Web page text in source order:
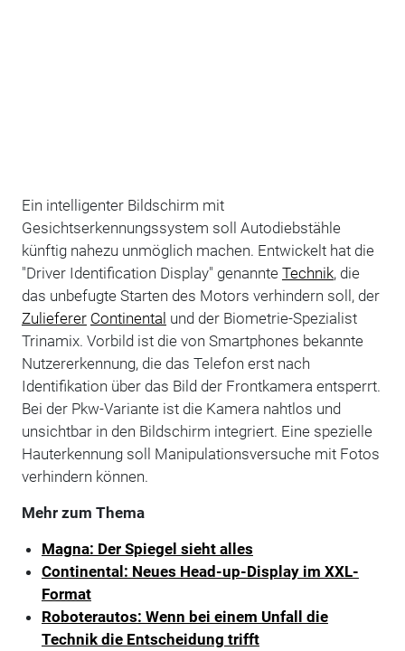
Ein intelligenter Bildschirm mit
Gesichtserkennungssystem soll Autodiebstähle
künftig nahezu unmöglich machen. Entwickelt hat die
"Driver Identification Display" genannte Technik, die
das unbefugte Starten des Motors verhindern soll, der
Zulieferer Continental und der Biometrie-Spezialist
Trinamix. Vorbild ist die von Smartphones bekannte
Nutzererkennung, die das Telefon erst nach
Identifikation über das Bild der Frontkamera entsperrt.
Bei der Pkw-Variante ist die Kamera nahtlos und
unsichtbar in den Bildschirm integriert. Eine spezielle
Hauterkennung soll Manipulationsversuche mit Fotos
verhindern können.
Mehr zum Thema
Magna: Der Spiegel sieht alles
Continental: Neues Head-up-Display im XXL-
Format
Roboterautos: Wenn bei einem Unfall die
Technik die Entscheidung trifft